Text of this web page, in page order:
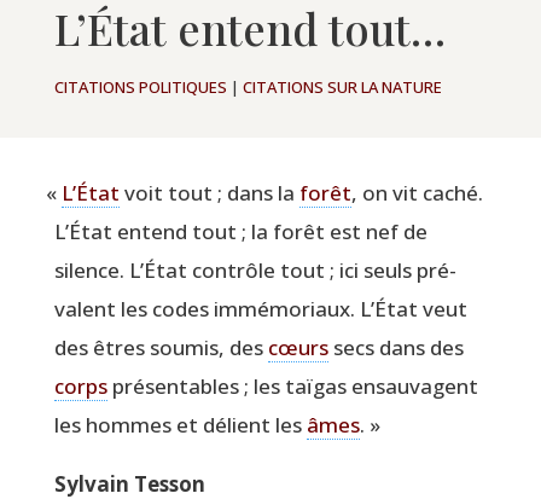
L’État entend tout…
CITATIONS POLITIQUES | CITATIONS SUR LA NATURE
« L’État voit tout ; dans la forêt, on vit caché.
L’État entend tout ; la forêt est nef de
silence. L’État contrôle tout ; ici seuls pré­
valent les codes immé­mo­riaux. L’État veut
des êtres sou­mis, des cœurssecs dans des
corpspré­sen­tables ; les taï­gas ensau­vagent
les hommes et délient les âmes. »
Syl­vain Tesson